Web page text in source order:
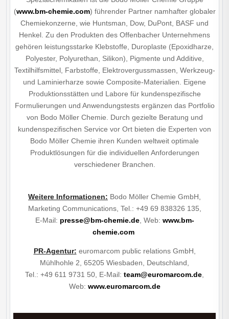
(www.bm-chemie.com) führender Partner namhafter globaler
Chemiekonzerne, wie Huntsman, Dow, DuPont, BASF und
Henkel. Zu den Produkten des Offenbacher Unternehmens
gehören leistungsstarke Klebstoffe, Duroplaste (Epoxidharze,
Polyester, Polyurethan, Silikon), Pigmente und Additive,
Textilhilfsmittel, Farbstoffe, Elektrovergussmassen, Werkzeug-
und Laminierharze sowie Composite-Materialien. Eigene
Produktionsstätten und Labore für kundenspezifische
Formulierungen und Anwendungstests ergänzen das Portfolio
von Bodo Möller Chemie. Durch gezielte Beratung und
kundenspezifischen Service vor Ort bieten die Experten von
Bodo Möller Chemie ihren Kunden weltweit optimale
Produktlösungen für die individuellen Anforderungen
verschiedener Branchen.
Weitere Informationen: Bodo Möller Chemie GmbH,
Marketing Communications, Tel.: +49 69 838326 135,
E-Mail: presse@bm-chemie.de, Web: www.bm-
chemie.com
PR-Agentur: euromarcom public relations GmbH,
Mühlhohle 2, 65205 Wiesbaden, Deutschland,
Tel.: +49 611 9731 50, E-Mail: team@euromarcom.de
Web: www.euromarcom.de